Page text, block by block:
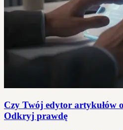
Czy Twój edytor artykułów
Odkryj prawdę